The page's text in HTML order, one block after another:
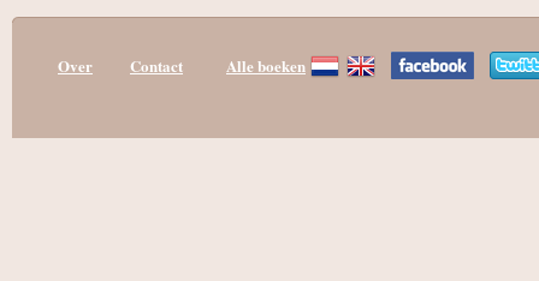
Over Contact Alle boeken